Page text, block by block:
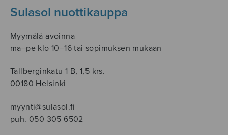
Sulasol nuottikauppa
Myymälä avoinna
ma–pe klo 10–16 tai sopimuksen mukaan
Tallberginkatu 1 B, 1,5 krs.
00180 Helsinki
myynti@sulasol.fi
puh. 050 305 6502